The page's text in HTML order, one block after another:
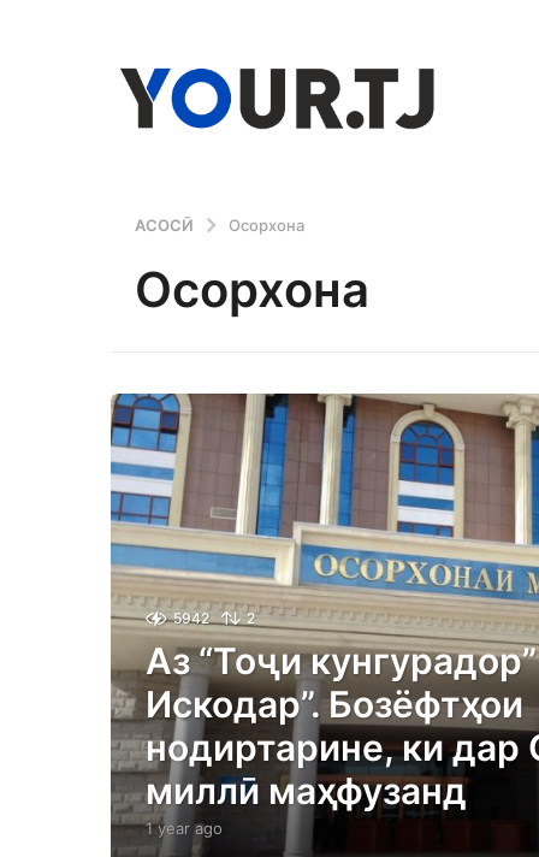
АСОСӢ Осорхона
Осорхона
5942 2
Аз “Тоҷи
Искодар”. Бозёфтҳои
нодиртарине, ки дар
миллӣ маҳфузанд
1 year ago